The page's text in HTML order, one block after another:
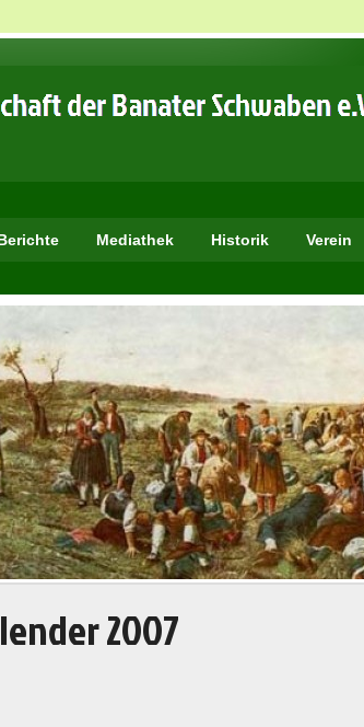
Mediathek Historik Verein
2007